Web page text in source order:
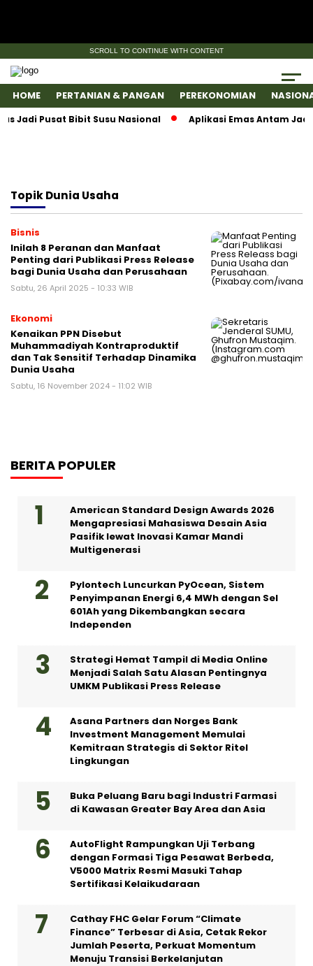
SCROLL TO CONTINUE WITH CONTENT
HOME PERTANIAN & PANGAN PEREKONOMIAN
Jadi Pusat Bibit Susu Nasional Aplikasi Emas Antam Jadi
TopikDunia Usaha
Bisnis
Inilah 8 Peranan dan Manfaat
Penting dari Publikasi Press Release
bagi Dunia Usaha dan Perusahaan
Sabtu, 26 April 2025 - 10:33 WIB
Ekonomi
Kenaikan PPN Disebut
Muhammadiyah Kontraproduktif
dan Tak Sensitif Terhadap Dinamika
Dunia Usaha
Sabtu, 16 November 2024 - 11:02 WIB
BERITA POPULER
American Standard Design Awards 2026
Mengapresiasi Mahasiswa Desain Asia
Pasifik lewat Inovasi Kamar Mandi
Multigenerasi
Pylontech Luncurkan PyOcean, Sistem
Penyimpanan Energi 6,4 MWh dengan Sel
601Ah yang Dikembangkan secara
Independen
Strategi Hemat Tampil di Media Online
Menjadi Salah Satu Alasan Pentingnya
UMKM Publikasi Press Release
Asana Partners dan Norges Bank
Investment Management Memulai
Kemitraan Strategis di Sektor Ritel
Lingkungan
Buka Peluang Baru bagi Industri Farmasi
di Kawasan Greater Bay Area dan Asia
AutoFlight Rampungkan Uji Terbang
dengan Formasi Tiga Pesawat Berbeda,
V5000 Matrix Resmi Masuki Tahap
Sertifikasi Kelaikudaraan
Cathay FHC Gelar Forum “Climate
Finance” Terbesar di Asia, Cetak Rekor
Jumlah Peserta, Perkuat Momentum
Menuju Transisi Berkelanjutan